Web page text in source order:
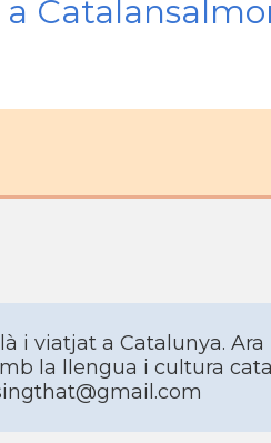
i viatjat a Catalunya.
la llengua i cultura